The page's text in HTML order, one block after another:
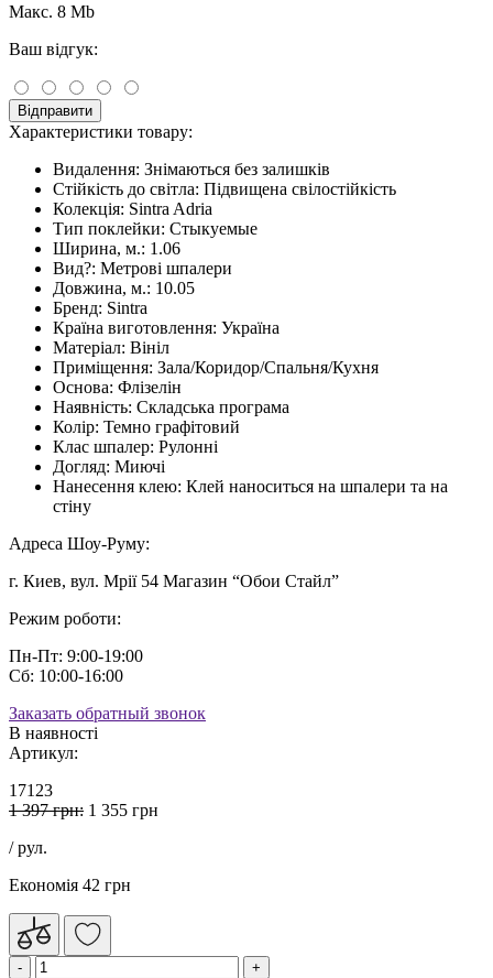
Макс. 8 Mb
Ваш відгук:
Відправити
Характеристики товару:
Видалення: Знімаються без залишків
Стійкість до світла: Підвищена свілостійкість
Колекція: Sintra Adria
Тип поклейки: Стыкуемые
Ширина, м.: 1.06
Вид?: Метрові шпалери
Довжина, м.: 10.05
Бренд: Sintra
Країна виготовлення: Україна
Матеріал: Вініл
Приміщення: Зала/Коридор/Спальня/Кухня
Основа: Флізелін
Наявність: Складська програма
Колір: Темно графітовий
Клас шпалер: Рулонні
Догляд: Миючі
Нанесення клею: Клей наноситься на шпалери та на
стіну
Адреса Шоу-Руму:
г. Киев, вул. Мрії 54 Магазин “Обои Стайл”
Режим роботи:
Пн-Пт: 9:00-19:00
Сб: 10:00-16:00
Заказать обратный звонок
В наявності
Артикул:
17123
1 397 грн: 1 355 грн
/ рул.
Економія 42 грн